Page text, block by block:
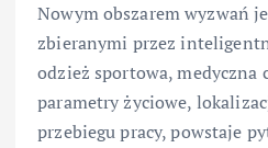
Nowym obszarem wyzwań
zbieranymi przez
odzież sportowa, medyczna
parametry życiowe,
przebiegu pracy, powstaje